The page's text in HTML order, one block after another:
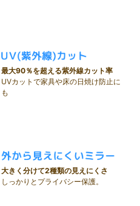
最大90％を超える紫外線カット率
UVカットで家具や床の日焼け防止に
も
大きく分けて2種類の見えにくさ
しっかりとプライバシー保護。